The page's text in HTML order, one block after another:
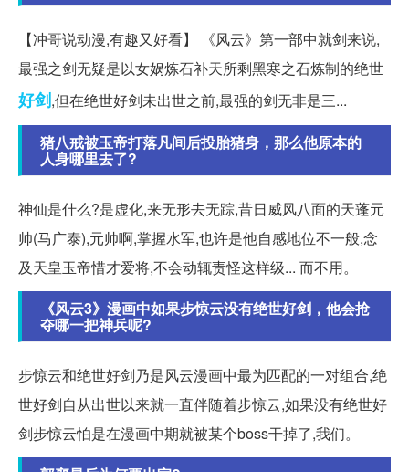
【冲哥说动漫,有趣又好看】 《风云》第一部中就剑来说,
最强之剑无疑是以女娲炼石补天所剩黑寒之石炼制的绝世
好剑,但在绝世好剑未出世之前,最强的剑无非是三...
猪八戒被玉帝打落凡间后投胎猪身，那么他原本的
人身哪里去了?
神仙是什么?是虚化,来无形去无踪,昔日威风八面的天蓬元
帅(马广泰),元帅啊,掌握水军,也许是他自感地位不一般,念
及天皇玉帝惜才爱将,不会动辄责怪这样级... 而不用。
《风云3》漫画中如果步惊云没有绝世好剑，他会抢
夺哪一把神兵呢?
步惊云和绝世好剑乃是风云漫画中最为匹配的一对组合,绝
世好剑自从出世以来就一直伴随着步惊云,如果没有绝世好
剑步惊云怕是在漫画中期就被某个boss干掉了,我们。